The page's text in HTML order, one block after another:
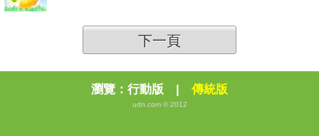
下一頁
瀏覽： 行動版 | 傳統版
udn.com © 2012